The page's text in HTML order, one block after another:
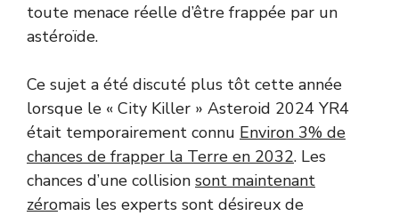
toute menace réelle d’être frappée par un
astéroïde.
Ce sujet a été discuté plus tôt cette année
lorsque le « City Killer » Asteroid 2024 YR4
était temporairement connu Environ 3% de
chances de frapper la Terre en 2032. Les
chances d’une collision sont maintenant
zéromais les experts sont désireux de